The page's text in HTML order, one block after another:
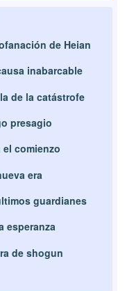
de Heian
inabarcable
de la catástrofe
presagio
el comienzo
era
guardianes
esperanza
de shogun